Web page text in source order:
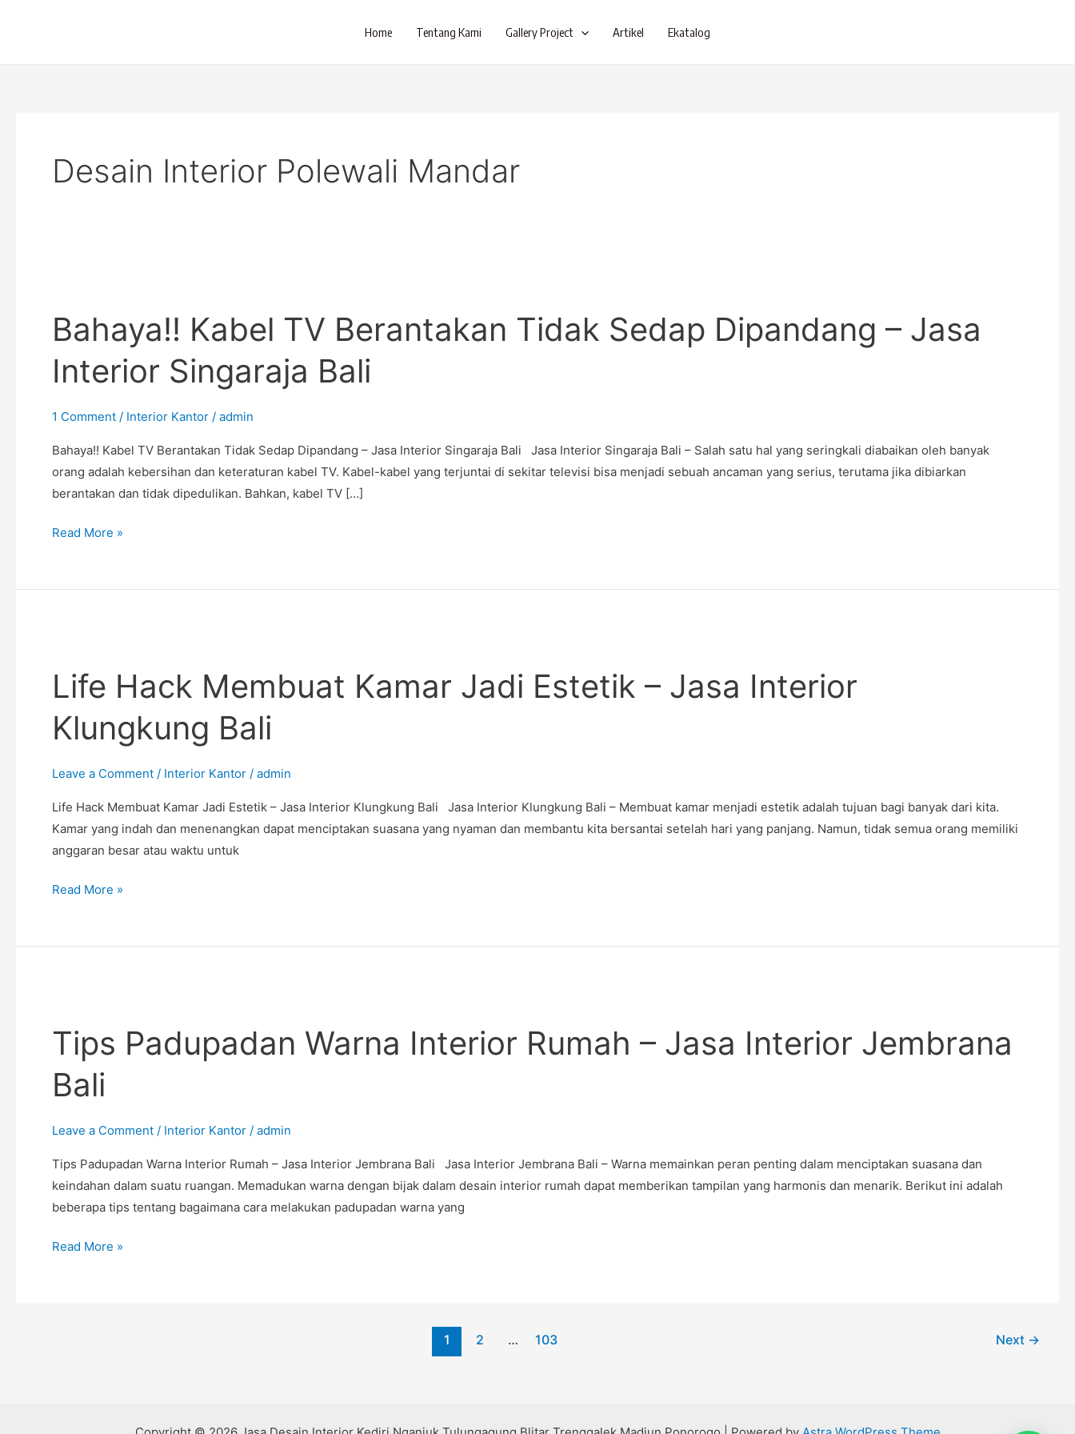
Home Tentang Kami Gallery Project Artikel Ekatalog
Desain Interior Polewali Mandar
Bahaya!! Kabel TV Berantakan Tidak Sedap Dipandang – Jasa
Interior Singaraja Bali
1 Comment / Interior Kantor / admin
Bahaya!! Kabel TV Berantakan Tidak Sedap Dipandang – Jasa Interior Singaraja Bali Jasa Interior Singaraja Bali – Salah satu hal yang seringkali diabaikan oleh banyak
orang adalah kebersihan dan keteraturan kabel TV. Kabel-kabel yang terjuntai di sekitar televisi bisa menjadi sebuah ancaman yang serius, terutama jika dibiarkan
berantakan dan tidak dipedulikan. Bahkan, kabel TV […]
TV
Berantakan
Tidak
Sedap
Dipandang
Jasa
Interior
Singaraja
Read More »
Life Hack Membuat Kamar Jadi Estetik – Jasa Interior
Klungkung Bali
Leave a Comment / Interior Kantor / admin
Life Hack Membuat Kamar Jadi Estetik – Jasa Interior Klungkung Bali Jasa Interior Klungkung Bali – Membuat kamar menjadi estetik adalah tujuan bagi banyak dari kita.
Kamar yang indah dan menenangkan dapat menciptakan suasana yang nyaman dan membantu kita bersantai setelah hari yang panjang. Namun, tidak semua orang memiliki
anggaran besar atau waktu untuk
Membuat
Kamar
Jadi
Estetik
–
Interior
Klungkung
Bali
Read More »
Tips Padupadan Warna Interior Rumah – Jasa Interior Jembrana
Bali
Leave a Comment / Interior Kantor / admin
Tips Padupadan Warna Interior Rumah – Jasa Interior Jembrana Bali Jasa Interior Jembrana Bali – Warna memainkan peran penting dalam menciptakan suasana dan
keindahan dalam suatu ruangan. Memadukan warna dengan bijak dalam desain interior rumah dapat memberikan tampilan yang harmonis dan menarik. Berikut ini adalah
beberapa tips tentang bagaimana cara melakukan padupadan warna yang
Warna
Interior
Rumah
–
Jasa
Jembrana
Bali
Read More »
1 2 … 103 Next →